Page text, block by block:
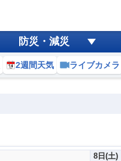
防災・減災
2週間天気 ライブカメラ
8日(土)